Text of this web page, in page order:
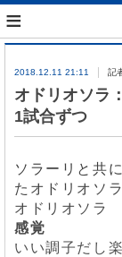
≡
2018.12.11 21:11 記
オドリオソラ
1試合ずつ
ソラーリと共
たオドリオソラ
オドリオソラ
感覚
いい調子だし